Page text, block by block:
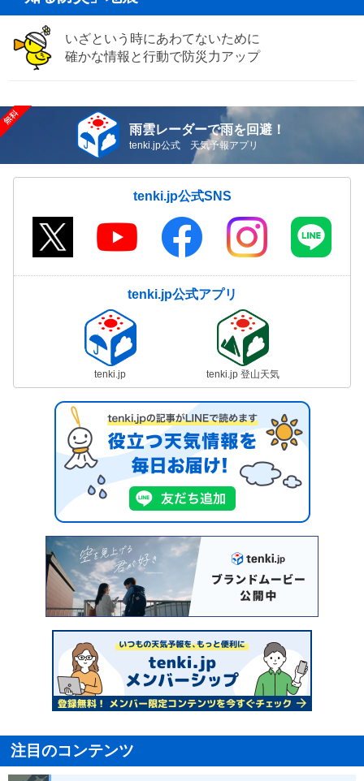
いざという時にあわてないために
確かな情報と行動で防災力アップ
雨雲レーダーで雨を回避！
tenki.jp公式 天気予報アプリ
tenki.jp公式SNS
tenki.jp公式アプリ
tenki.jp tenki.jp 登山天気
注目のコンテンツ